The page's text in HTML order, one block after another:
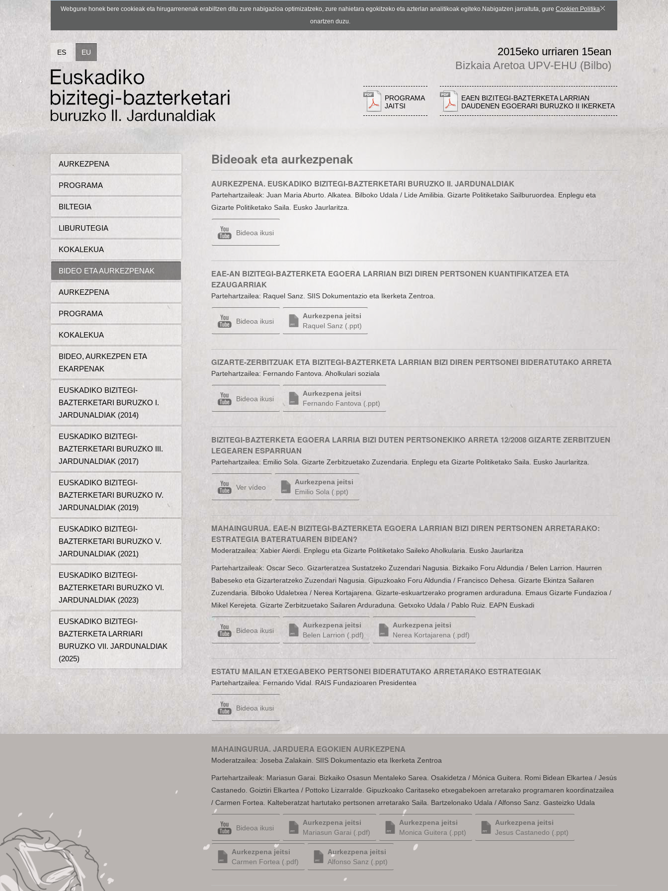
Webgune honek bere cookieak eta hirugarrenenak erabiltzen ditu zure nabigazioa optimizatzeko, zure nahietara egokitzeko eta azterlan analitikoak egiteko.Nabigatzen jarraituta, gure Cookien Politika
onartzen duzu.
ES EU
2015eko urriaren 15ean
Bizkaia Aretoa UPV-EHU (Bilbo)
PROGRAMA
JAITSI
EAEN BIZITEGI-BAZTERKETA LARRIAN
DAUDENEN EGOERARI BURUZKO II IKERKETA
AURKEZPENA
PROGRAMA
BILTEGIA
LIBURUTEGIA
KOKALEKUA
BIDEO ETA AURKEZPENAK
AURKEZPENA
PROGRAMA
KOKALEKUA
BIDEO, AURKEZPEN ETA
EKARPENAK
EUSKADIKO BIZITEGI-
BAZTERKETARI BURUZKO I.
JARDUNALDIAK (2014)
EUSKADIKO BIZITEGI-
BAZTERKETARI BURUZKO III.
JARDUNALDIAK (2017)
EUSKADIKO BIZITEGI-
BAZTERKETARI BURUZKO IV.
JARDUNALDIAK (2019)
EUSKADIKO BIZITEGI-
BAZTERKETARI BURUZKO V.
JARDUNALDIAK (2021)
EUSKADIKO BIZITEGI-
BAZTERKETARI BURUZKO VI.
JARDUNALDIAK (2023)
EUSKADIKO BIZITEGI-
BAZTERKETA LARRIARI
BURUZKO VII. JARDUNALDIAK
(2025)
Bideoak eta aurkezpenak
AURKEZPENA. EUSKADIKO BIZITEGI-BAZTERKETARI BURUZKO II. JARDUNALDIAK
Partehartzaileak: Juan Maria Aburto. Alkatea. Bilboko Udala / Lide Amilibia. Gizarte Politiketako Sailburuordea. Enplegu eta
Gizarte Politiketako Saila. Eusko Jaurlaritza.
Bideoa ikusi
EAE-AN BIZITEGI-BAZTERKETA EGOERA LARRIAN BIZI DIREN PERTSONEN KUANTIFIKATZEA ETA
EZAUGARRIAK
Partehartzailea: Raquel Sanz. SIIS Dokumentazio eta Ikerketa Zentroa.
Bideoa ikusi
Aurkezpena jeitsi
Raquel Sanz (.ppt)
GIZARTE-ZERBITZUAK ETA BIZITEGI-BAZTERKETA LARRIAN BIZI DIREN PERTSONEI BIDERATUTAKO ARRETA
Partehartzailea: Fernando Fantova. Aholkulari soziala
Bideoa ikusi
Aurkezpena jeitsi
Fernando Fantova (.ppt)
BIZITEGI-BAZTERKETA EGOERA LARRIA BIZI DUTEN PERTSONEKIKO ARRETA 12/2008 GIZARTE ZERBITZUEN
LEGEAREN ESPARRUAN
Partehartzailea: Emilio Sola. Gizarte Zerbitzuetako Zuzendaria. Enplegu eta Gizarte Politiketako Saila. Eusko Jaurlaritza.
Ver vídeo
Aurkezpena jeitsi
Emilio Sola (.ppt)
MAHAINGURUA. EAE-N BIZITEGI-BAZTERKETA EGOERA LARRIAN BIZI DIREN PERTSONEN ARRETARAKO:
ESTRATEGIA BATERATUAREN BIDEAN?
Moderatzailea: Xabier Aierdi. Enplegu eta Gizarte Politiketako Saileko Aholkularia. Eusko Jaurlaritza
Partehartzaileak: Oscar Seco. Gizarteratzea Sustatzeko Zuzendari Nagusia. Bizkaiko Foru Aldundia / Belen Larrion. Haurren
Babeseko eta Gizarteratzeko Zuzendari Nagusia. Gipuzkoako Foru Aldundia / Francisco Dehesa. Gizarte Ekintza Sailaren
Zuzendaria. Bilboko Udaletxea / Nerea Kortajarena. Gizarte-eskuartzerako programen arduraduna. Emaus Gizarte Fundazioa /
Mikel Kerejeta. Gizarte Zerbitzuetako Sailaren Arduraduna. Getxoko Udala / Pablo Ruiz. EAPN Euskadi
Bideoa ikusi
Aurkezpena jeitsi
Belen Larrion (.pdf)
Aurkezpena jeitsi
Nerea Kortajarena (.pdf)
ESTATU MAILAN ETXEGABEKO PERTSONEI BIDERATUTAKO ARRETARAKO ESTRATEGIAK
Partehartzailea: Fernando Vidal. RAIS Fundazioaren Presidentea
Bideoa ikusi
MAHAINGURUA. JARDUERA EGOKIEN AURKEZPENA
Moderatzailea: Joseba Zalakain. SIIS Dokumentazio eta Ikerketa Zentroa
Partehartzaileak: Mariasun Garai. Bizkaiko Osasun Mentaleko Sarea. Osakidetza / Mónica Guitera. Romi Bidean Elkartea / Jesús
Castanedo. Goiztiri Elkartea / Pottoko Lizarralde. Gipuzkoako Caritaseko etxegabekoen arretarako programaren koordinatzailea
/ Carmen Fortea. Kalteberatzat hartutako pertsonen arretarako Saila. Bartzelonako Udala / Alfonso Sanz. Gasteizko Udala
Bideoa ikusi
Aurkezpena jeitsi
Mariasun Garai (.pdf)
Aurkezpena jeitsi
Monica Guitera (.ppt)
Aurkezpena jeitsi
Jesus Castanedo (.ppt)
Aurkezpena jeitsi
Carmen Fortea (.pdf)
Aurkezpena jeitsi
Alfonso Sanz (.ppt)